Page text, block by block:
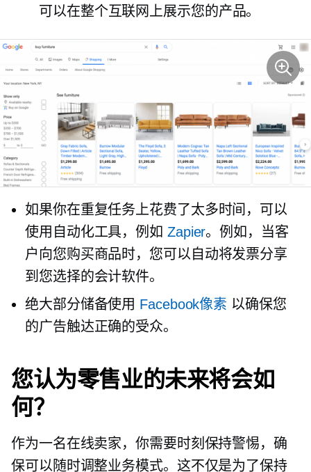
可以在整个互联网上展示您的产品。
如果你在重复任务上花费了太多时间，可以
使用自动化工具，例如 Zapier。例如，当客
户向您购买商品时，您可以自动将发票分享
到您选择的会计软件。
绝大部分储备使用 Facebook像素 以确保您
的广告触达正确的受众。
您认为零售业的未来将会如
何？
作为一名在线卖家，你需要时刻保持警惕，确
保可以随时调整业务模式。这不仅是为了保持